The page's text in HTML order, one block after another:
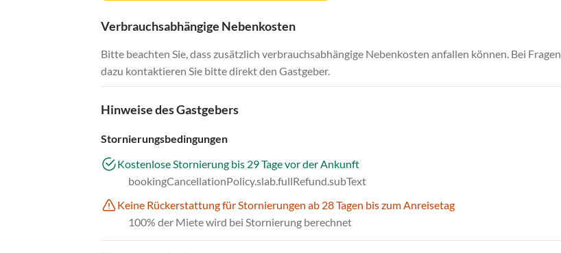
Verbrauchsabhängige Nebenkosten
Bitte beachten Sie, dass zusätzlich verbrauchsabhängige Nebenkosten anfallen können. Bei Fragen
dazu kontaktieren Sie bitte direkt den Gastgeber.
Hinweise des Gastgebers
Stornierungsbedingungen
Kostenlose Stornierung bis 29 Tage vor der Ankunft
bookingCancellationPolicy.slab.fullRefund.subText
Keine Rückerstattung für Stornierungen ab 28 Tagen bis zum Anreisetag
100% der Miete wird bei Stornierung berechnet